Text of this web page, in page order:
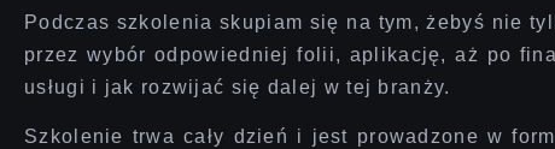
Podczas szkolenia skupiam się na tym, żebyś nie
przez wybór odpowiedniej folii, aplikację, aż po
usługi i jak rozwijać się dalej w tej branży.
Szkolenie trwa cały dzień i jest prowadzonew